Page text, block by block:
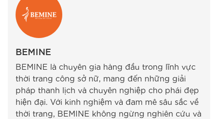
BEMINE
BEMINE là chuyên gia hàng đầu trong lĩnh vực
thời trang công sở nữ, mang đến những giải
pháp thanh lịch và chuyên nghiệp cho phái đẹp
hiện đại. Với kinh nghiệm và đam mê sâu sắc về
thời trang, BEMINE không ngừng nghiên cứu và